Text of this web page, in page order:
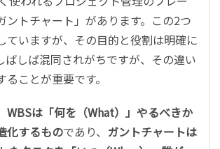
ントチャート」があります。この2つ
ていますが、その目的と役割は明確に
ばしば混同されがちですが、その違い
ことが重要です。
WBSは「何を（What）」やるべきか
化するものであり、 ガントチャートは